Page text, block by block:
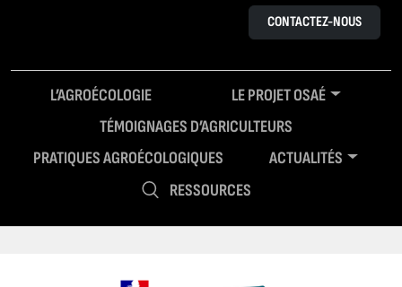
CONTACTEZ-NOUS
L’AGROÉCOLOGIE
LE PROJET OSAÉ
TÉMOIGNAGES D’AGRICULTEURS
PRATIQUES AGROÉCOLOGIQUES
ACTUALITÉS
RESSOURCES